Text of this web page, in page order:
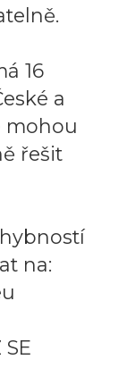
16
a
mohou
řešit
na: